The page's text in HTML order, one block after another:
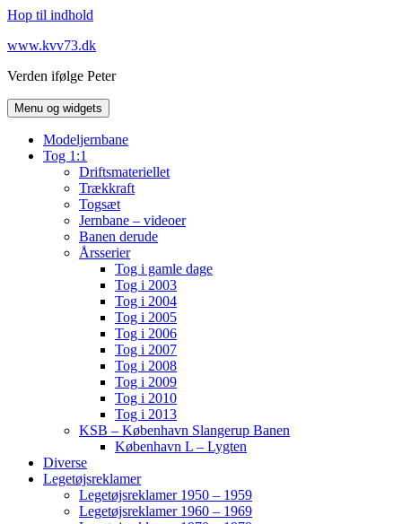
Hop til indhold
www.kvv73.dk
Verden ifølge Peter
Menu og widgets
Modeljernbane
Tog 1:1
Driftsmateriellet
Trækkraft
Togsæt
Jernbane – videoer
Banen derude
Årsserier
Tog i gamle dage
Tog i 2003
Tog i 2004
Tog i 2005
Tog i 2006
Tog i 2007
Tog i 2008
Tog i 2009
Tog i 2010
Tog i 2013
KSB – København Slangerup Banen
København L – Lygten
Diverse
Legetøjsreklamer
Legetøjsreklamer 1950 – 1959
Legetøjsreklamer 1960 – 1969